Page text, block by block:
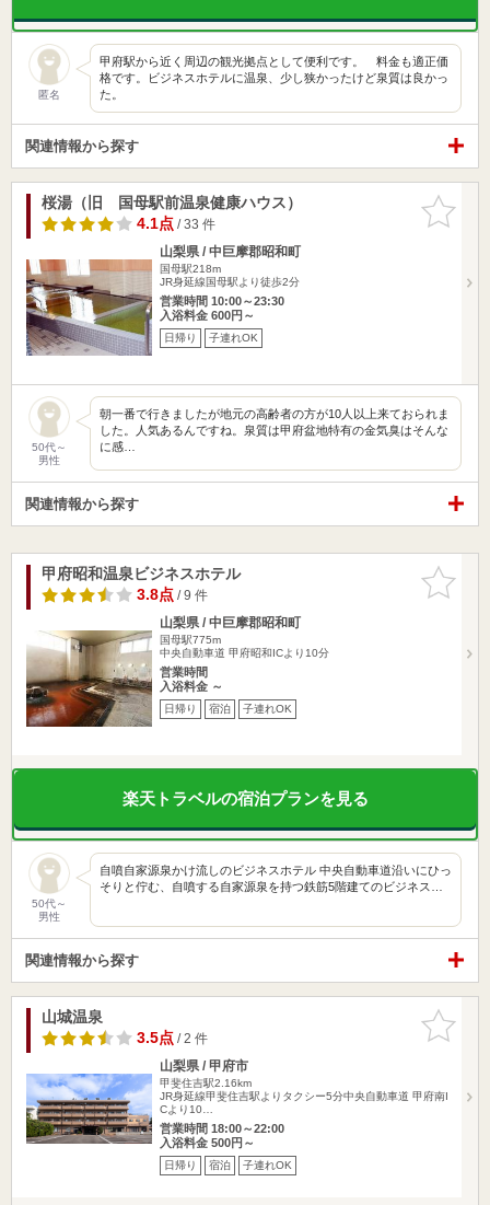
匿名
甲府駅から近く周辺の観光拠点として便利です。 料金も適正価
格です。ビジネスホテルに温泉、少し狭かったけど泉質は良かっ
た。
関連情報から探す
お気に入
りに追加
桜湯（旧 国母駅前温泉健康ハウス）
4.1点/ 33 件
山梨県 / 中巨摩郡昭和町
国母駅218m
JR身延線国母駅より徒歩2分
営業時間 10:00～23:30
入浴料金 600円～
日帰り 子連れOK
50代～
男性
朝一番で行きましたが地元の高齢者の方が10人以上来ておられま
した。人気あるんですね。泉質は甲府盆地特有の金気臭はそんな
に感…
関連情報から探す
お気に入
りに追加
甲府昭和温泉ビジネスホテル
3.8点/ 9 件
山梨県 / 中巨摩郡昭和町
国母駅775m
中央自動車道 甲府昭和ICより10分
営業時間
入浴料金 ～
日帰り 宿泊 子連れOK
楽天トラベルの宿泊プランを見る
50代～
男性
自噴自家源泉かけ流しのビジネスホテル 中央自動車道沿いにひっ
そりと佇む、自噴する自家源泉を持つ鉄筋5階建てのビジネス…
関連情報から探す
お気に入
りに追加
山城温泉
3.5点/ 2 件
山梨県 / 甲府市
甲斐住吉駅2.16km
JR身延線甲斐住吉駅よりタクシー5分中央自動車道 甲府南I
Cより10…
営業時間 18:00～22:00
入浴料金 500円～
日帰り 宿泊 子連れOK